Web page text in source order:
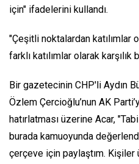
için" ifadelerini kullandı.
"Çeşitli noktalardan katılımlar
farklı katılımlar olarak karşılık
Bir gazetecinin CHP'li Aydın
Özlem Çercioğlu’nun AK
hatırlatması üzerine Acar,
burada kamuoyunda
çerçeve için paylaştım. Kişiler